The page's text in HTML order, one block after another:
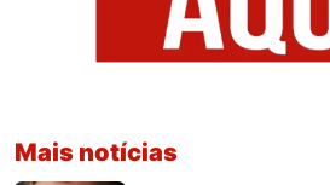
Mais notícias